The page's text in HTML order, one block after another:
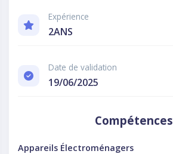
Expérience
2ANS
Date de validation
19/06/2025
Compétences
Appareils Électroménagers